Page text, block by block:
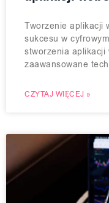
Tworzenie aplikacji
sukcesu w
stworzenia aplikacji
zaawansowane
CZYTAJ WIĘCEJ »